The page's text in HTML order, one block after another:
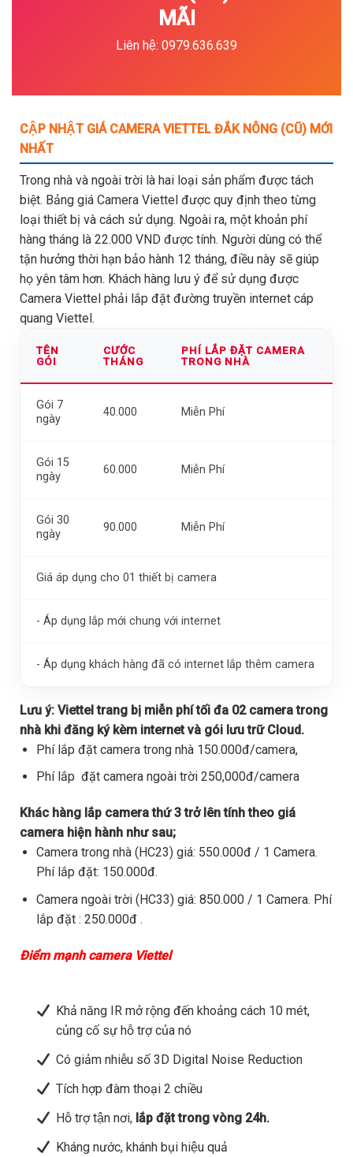
MÃI
Liên hệ: 0979.636.639
CẬP NHẬT GIÁ CAMERA VIETTEL ĐẮK NÔNG (CŨ) MỚI
NHẤT
Trong nhà và ngoài trời là hai loại sản phẩm được tách
biệt. Bảng giá Camera Viettel được quy định theo từng
loại thiết bị và cách sử dụng. Ngoài ra, một khoản phí
hàng tháng là 22.000 VND được tính. Người dùng có thể
tận hưởng thời hạn bảo hành 12 tháng, điều này sẽ giúp
họ yên tâm hơn. Khách hàng lưu ý để sử dụng được
Camera Viettel phải lắp đặt đường truyền internet cáp
quang Viettel.
TÊN
GÓI
CƯỚC
THÁNG
PHÍ LẮP ĐẶT CAMERA
TRONG NHÀ
Gói 7
ngày
40.000 Miễn Phí
Gói 15
ngày
60.000 Miễn Phí
Gói 30
ngày
90.000 Miễn Phí
Giá áp dụng cho 01 thiết bị camera
- Áp dụng lắp mới chung với internet
- Áp dụng khách hàng đã có internet lắp thêm camera
Lưu ý: Viettel trang bị miễn phí tối đa 02 camera trong
nhà khi đăng ký kèm internet và gói lưu trữ Cloud.
Phí lắp đặt camera trong nhà 150.000đ/camera,
Phí lắp đặt camera ngoài trời 250,000đ/camera
Khác hàng lắp camera thứ 3 trở lên tính theo giá
camera hiện hành như sau;
Camera trong nhà (HC23) giá: 550.000đ / 1 Camera.
Phí lắp đặt: 150.000đ.
Camera ngoài trời (HC33) giá: 850.000 / 1 Camera. Phí
lắp đặt : 250.000đ .
Điểm mạnh camera Viettel
Khả năng IR mở rộng đến khoảng cách 10 mét,
củng cố sự hỗ trợ của nó
Có giảm nhiễu số 3D Digital Noise Reduction
Tích hợp đàm thoại 2 chiều
Hỗ trợ tận nơi,lắp đặt trong vòng 24h.
Kháng nước, khánh bụi hiệu quả